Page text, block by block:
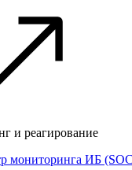
и реагирование
мониторинга ИБ